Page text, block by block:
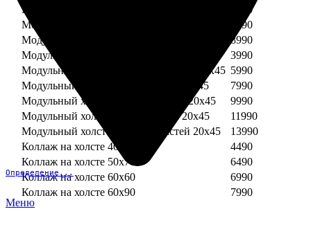
Определение...
Меню
Модульный холст из трех частей 30х40
7490
Модульный холст из двух частей 40х40
5990
Модульный холст из трех частей 40х40
8990
Модульный холст из трех частей 20х45
3990
Модульный холст из четырех частей 20х45 5990
Модульный холст из пяти частей 20х45
7990
Модульный холст из шести частей 20х45
9990
Модульный холст из семи частей 20х45
11990
Модульный холст из восьми частей 20х45
13990
Коллаж на холсте 40х40
4490
Коллаж на холсте 50х70
6490
Коллаж на холсте 60х60
6990
Коллаж на холсте 60х90
7990